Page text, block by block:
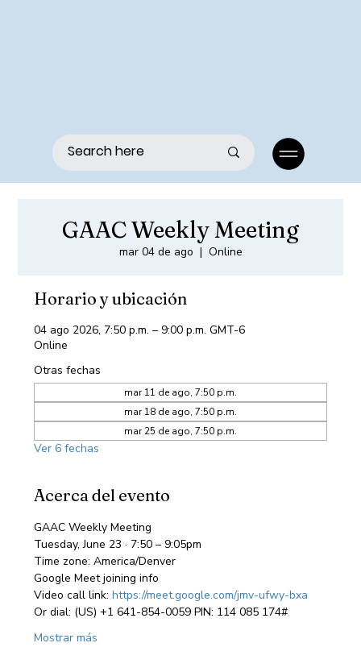
Menu
GAAC Weekly Meeting
mar 04 de ago
  |
Online
Horario y ubicación
04 ago 2026, 7:50 p.m. – 9:00 p.m. GMT-6
Online
Otras fechas
mar 11 de ago, 7:50 p.m.
mar 18 de ago, 7:50 p.m.
mar 25 de ago, 7:50 p.m.
Ver 6 fechas
Acerca del evento
GAAC Weekly Meeting
Tuesday, June 23 · 7:50 – 9:05pm
Time zone: America/Denver
Google Meet joining info
Video call link: https://meet.google.com/jmv-ufwy-bxa
Or dial: ‪(US) +1 641-854-0059‬ PIN: ‪114 085 174‬#
Mostrar más